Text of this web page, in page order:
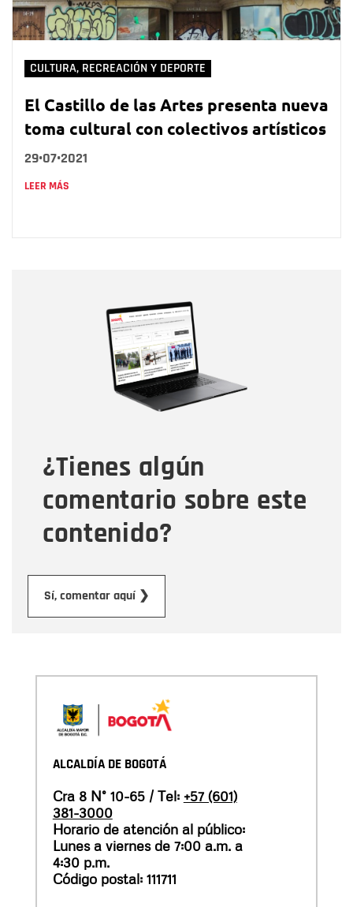
CULTURA, RECREACIÓN Y DEPORTE
El Castillo de las Artes presenta nueva
toma cultural con colectivos artísticos
29•07•2021
LEER MÁS
¿Tienes algún
comentario sobre este
contenido?
Sí, comentar aquí ❯
Correo electrónico
Tipo de comentario
Mensaje
ALCALDÍA DE BOGOTÁ
Cra 8 N° 10-65 / Tel: +57 (601)
381-3000
Horario de atención al público:
Lunes a viernes de 7:00 a.m. a
4:30 p.m.
Código postal: 111711